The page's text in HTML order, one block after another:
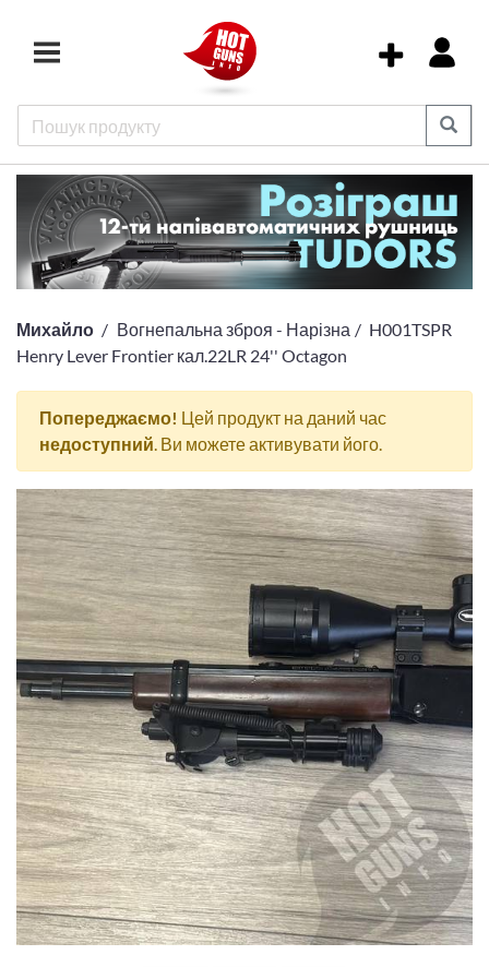
Михайло Вогнепальна зброя - Нарізна
H001TSPR
Henry Lever Frontier кал.22LR 24'' Octagon
Попереджаємо! Цей продукт на даний час
недоступний. Ви можете активувати його.